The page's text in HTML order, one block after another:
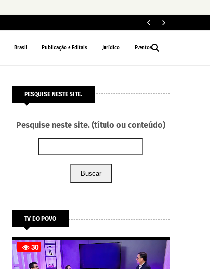
Brasil Publicação e Editais Jurídico Eventos
PESQUISE NESTE SITE.
Pesquise neste site. (título ou conteúdo)
Buscar
TV DO POVO